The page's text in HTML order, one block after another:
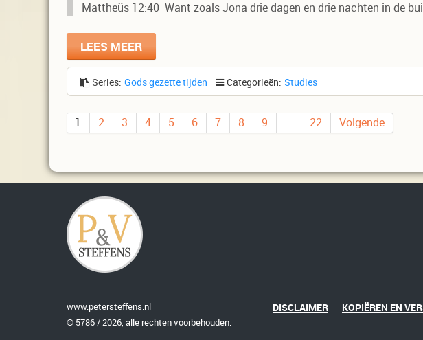
Mattheüs 12:40 Want zoals Jona drie dagen en drie nachten in de
LEES MEER
Series: Gods gezette tijden Categorieën: Studies
1 2 3 4 5 6 7 8 9 … 22 Volgende
www.petersteffens.nl
© 5786 / 2026, alle rechten voorbehouden.
DISCLAIMER KOPIËREN EN